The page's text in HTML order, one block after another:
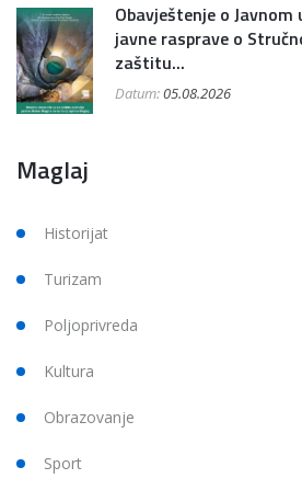
Obavještenje o
javne rasprave o
zaštitu...
Datum:05.08.2026
Maglaj
Historijat
Turizam
Poljoprivreda
Kultura
Obrazovanje
Sport